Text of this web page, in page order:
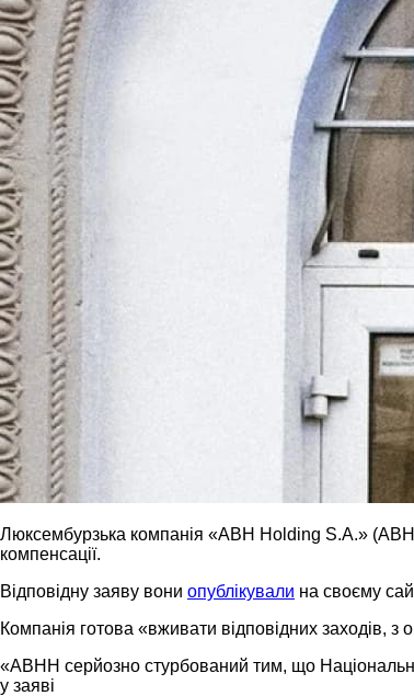
Люксембурзька компанія «ABH Holding S.A.»
компенсації.
Відповідну заяву вони опублікували на своєму
Компанія готова «вживати відповідних заходів,
«ABHH серйозно стурбований тим, що
у заяві